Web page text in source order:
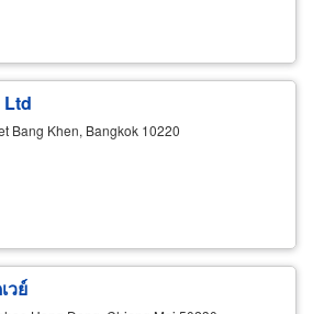
Ltd
Bang Khen, Bangkok 10220
วย์